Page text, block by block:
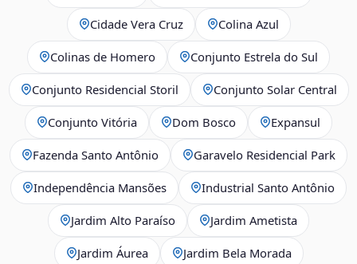
Cidade Vera Cruz Colina Azul
Colinas de Homero Conjunto Estrela do Sul
Conjunto Residencial Storil Conjunto Solar Central
Conjunto Vitória Dom Bosco Expansul
Fazenda Santo Antônio Garavelo Residencial Park
Independência Mansões Industrial Santo Antônio
Jardim Alto Paraíso Jardim Ametista
Jardim Áurea Jardim Bela Morada